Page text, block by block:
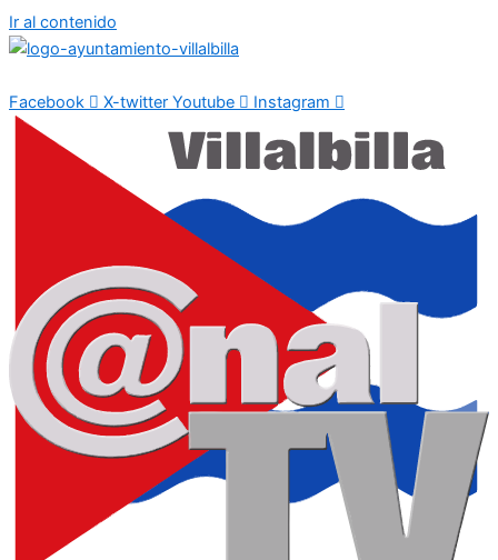
Ir al contenido
Facebook X-twitter Youtube Instagram